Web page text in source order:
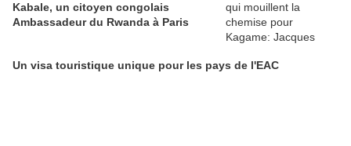
Kabale, un citoyen congolais
Ambassadeur du Rwanda à Paris
Un visa touristique unique pour les pays de l'EAC